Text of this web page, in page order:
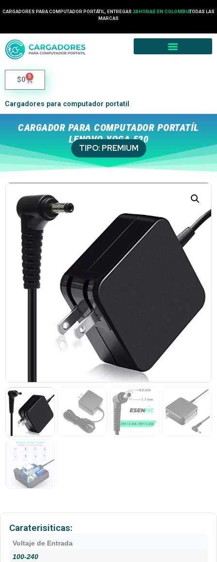
CARGADORES PARA COMPUTADOR PORTÁTIL, ENTREGAS 24 HORAS EN COLOMBIATODAS LAS
MARCAS
$0 0
Cargadores para computador portatil
CARGADOR PARA COMPUTADOR PORTATÍL
LENOVO YOGA 520
TIPO: PREMIUM
Caraterisiticas:
Voltaje de Entrada
100-240